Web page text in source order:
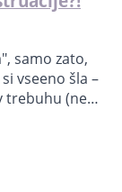
samo zato,
vseeno šla –
trebuhu (ne…